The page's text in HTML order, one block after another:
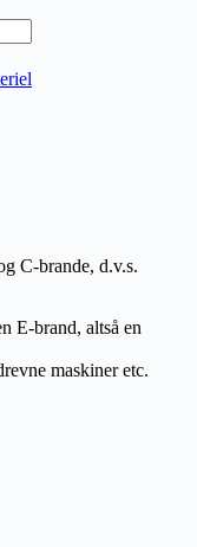
C-brande, d.v.s.
E-brand, altså en
maskiner etc.